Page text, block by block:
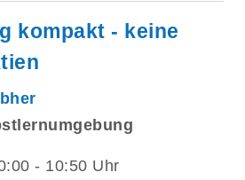
kompakt - keine
- 10:50 Uhr